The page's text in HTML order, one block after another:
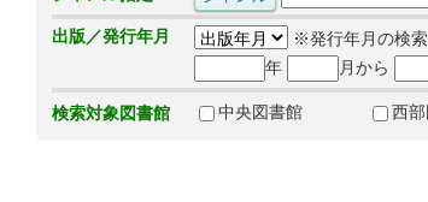
出版／発行年月
※発行年月の検索
年
月から
検索対象図書館 中央図書館 西